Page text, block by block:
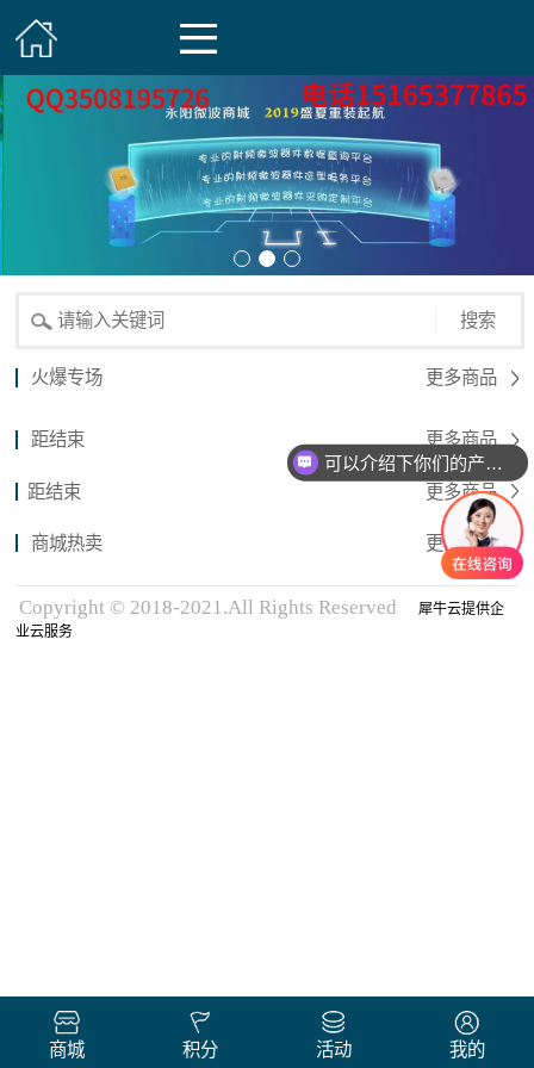
搜索
火爆专场 更多商品
距结束 更多商品
距结束 更多商品
商城热卖 更多商品
Copyright © 2018-2021.All Rights Reserved
犀牛云提供企
业云服务
商城 积分 活动 我的